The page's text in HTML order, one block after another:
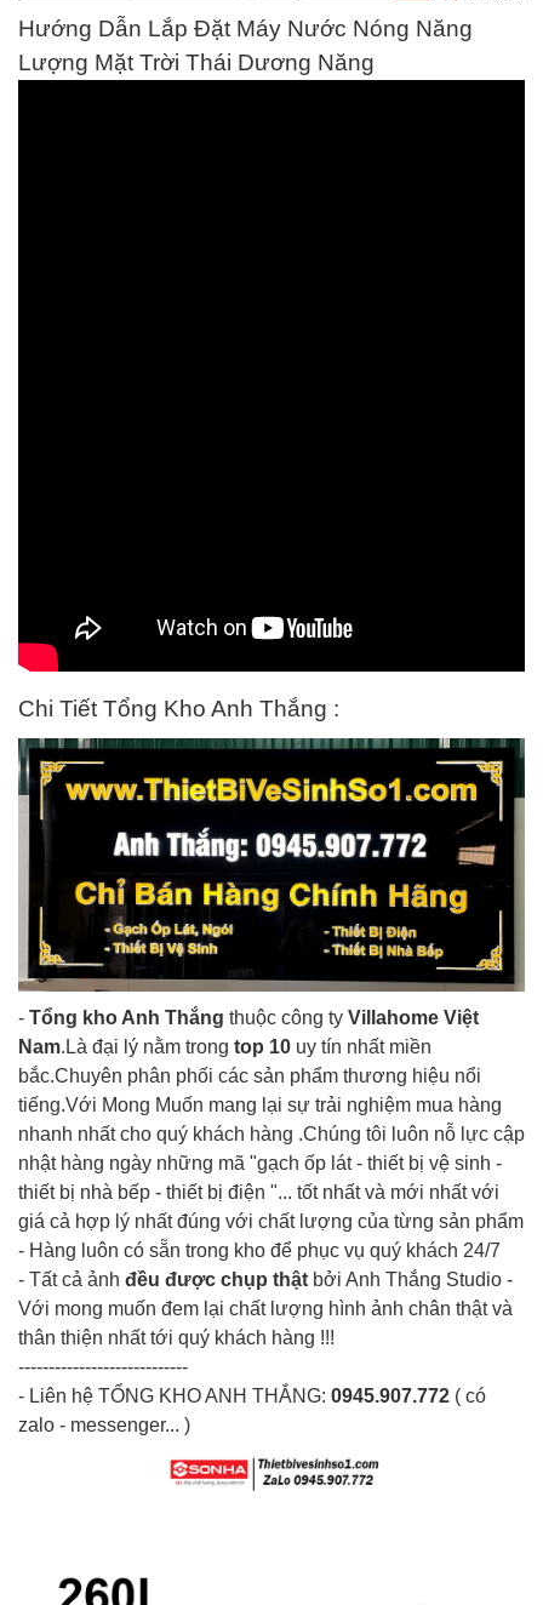
Hướng Dẫn Lắp Đặt Máy Nước Nóng Năng
Lượng Mặt Trời Thái Dương Năng
Chi Tiết Tổng Kho Anh Thắng :
- Tổng kho Anh Thắng thuộc công ty Villahome Việt
Nam.Là đại lý nằm trong top 10 uy tín nhất miền
bắc.Chuyên phân phối các sản phẩm thương hiệu nổi
tiếng.Với Mong Muốn mang lại sự trải nghiệm mua hàng
nhanh nhất cho quý khách hàng .Chúng tôi luôn nỗ lực cập
nhật hàng ngày những mã "gạch ốp lát - thiết bị vệ sinh -
thiết bị nhà bếp - thiết bị điện "... tốt nhất và mới nhất với
giá cả hợp lý nhất đúng với chất lượng của từng sản phẩm
- Hàng luôn có sẵn trong kho để phục vụ quý khách 24/7
- Tất cả ảnh đều được chụp thật bởi Anh Thắng Studio -
Với mong muốn đem lại chất lượng hình ảnh chân thật và
thân thiện nhất tới quý khách hàng !!!
----------------------------
- Liên hệ TỔNG KHO ANH THẮNG: 0945.907.772 ( có
zalo - messenger... )